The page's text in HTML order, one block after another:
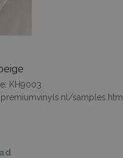
KH9003
samples.html